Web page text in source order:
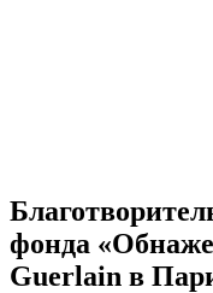
фонда
Guerlain в